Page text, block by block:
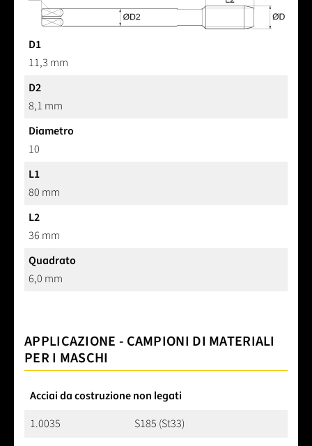
D1
11,3 mm
D2
8,1 mm
Diametro
10
L1
80 mm
L2
36 mm
Quadrato
6,0 mm
APPLICAZIONE - CAMPIONI DI MATERIALI
PER I MASCHI
Acciai da costruzione non legati
1.0035
S185 (St33)